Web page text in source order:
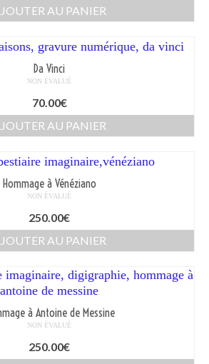
AU PANIER
Da Vinci
NON ÉVALUÉ
70.00€
AU PANIER
Hommage à Vénéziano
NON ÉVALUÉ
250.00€
AU PANIER
à Antoine de Messine
NON ÉVALUÉ
250.00€